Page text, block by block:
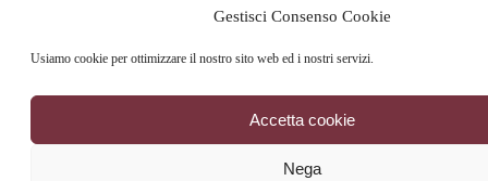
Gestisci Consenso Cookie
Usiamo cookie per ottimizzare il nostro sito web ed i nostri servizi.
Accetta cookie
Nega